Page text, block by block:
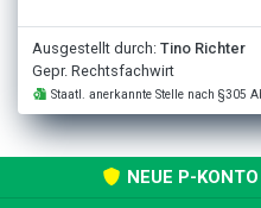
Ausgestellt durch: Tino Richter
Gepr. Rechtsfachwirt
Staatl. anerkannte Stelle nach §305
NEUE P-